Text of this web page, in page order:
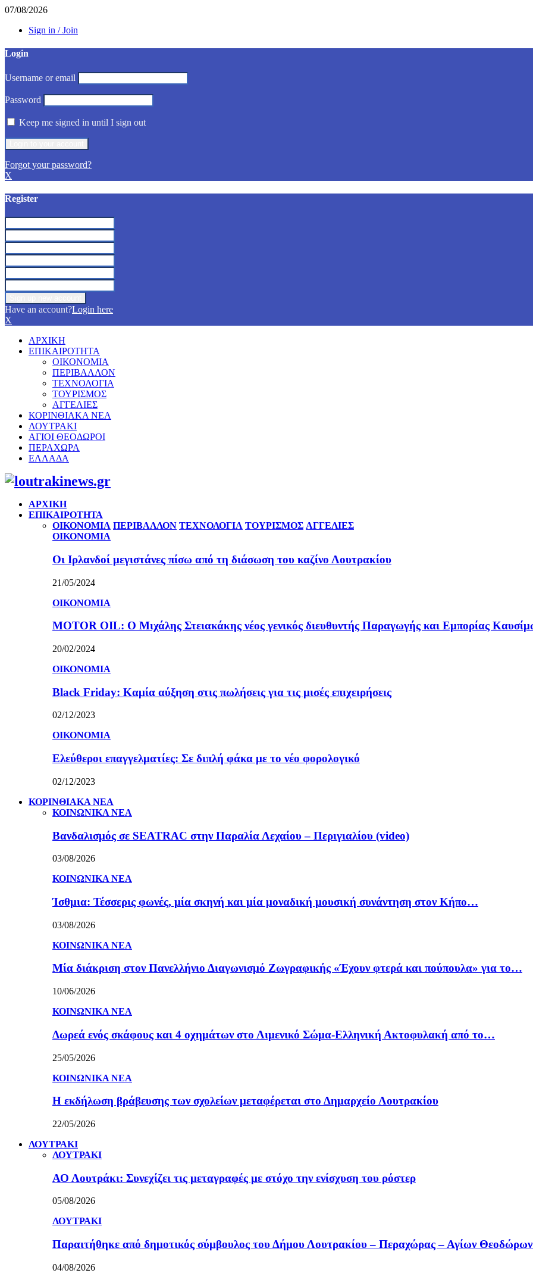
07/08/2026
Sign in / Join
Login
Username or email
Password
Keep me signed in until I sign out
Forgot your password?
X
Register
Have an account?Login here
X
ΑΡΧΙΚΗ
ΕΠΙΚΑΙΡΟΤΗΤΑ
ΟΙΚΟΝΟΜΙΑ
ΠΕΡΙΒΑΛΛΟΝ
ΤΕΧΝΟΛΟΓΙΑ
ΤΟΥΡΙΣΜΟΣ
ΑΓΓΕΛΙΕΣ
ΚΟΡΙΝΘΙΑΚΑ ΝΕΑ
ΛΟΥΤΡΑΚΙ
ΑΓΙΟΙ ΘΕΟΔΩΡΟΙ
ΠΕΡΑΧΩΡΑ
ΕΛΛΑΔΑ
Facebook
Twitter
Instagram
Pinterest
Youtube
ΑΡΧΙΚΗ
ΕΠΙΚΑΙΡΟΤΗΤΑ
ΟΙΚΟΝΟΜΙΑ ΠΕΡΙΒΑΛΛΟΝ ΤΕΧΝΟΛΟΓΙΑ ΤΟΥΡΙΣΜΟΣ ΑΓΓΕΛΙΕΣ
ΟΙΚΟΝΟΜΙΑ
Οι Ιρλανδοί μεγιστάνες πίσω από τη διάσωση του καζίνο Λουτρακίου
21/05/2024
ΟΙΚΟΝΟΜΙΑ
MOTOR OIL: Ο Μιχάλης Στειακάκης νέος γενικός διευθυντής Παραγωγής και Εμπορίας
20/02/2024
ΟΙΚΟΝΟΜΙΑ
Black Friday: Καμία αύξηση στις πωλήσεις για τις μισές επιχειρήσεις
02/12/2023
ΟΙΚΟΝΟΜΙΑ
Ελεύθεροι επαγγελματίες: Σε διπλή φάκα με το νέο φορολογικό
02/12/2023
ΚΟΡΙΝΘΙΑΚΑ ΝΕΑ
ΚΟΙΝΩΝΙΚΑ ΝΕΑ
Βανδαλισμός σε SEATRAC στην Παραλία Λεχαίου – Περιγιαλίου (video)
03/08/2026
ΚΟΙΝΩΝΙΚΑ ΝΕΑ
Ίσθμια: Τέσσερις φωνές, μία σκηνή και μία μοναδική μουσική συνάντηση στον Κήπο…
03/08/2026
ΚΟΙΝΩΝΙΚΑ ΝΕΑ
Μία διάκριση στον Πανελλήνιο Διαγωνισμό Ζωγραφικής «Έχουν φτερά και πούπουλα» για το…
10/06/2026
ΚΟΙΝΩΝΙΚΑ ΝΕΑ
Δωρεά ενός σκάφους και 4 οχημάτων στο Λιμενικό Σώμα-Ελληνική Ακτοφυλακή από το…
25/05/2026
ΚΟΙΝΩΝΙΚΑ ΝΕΑ
Η εκδήλωση βράβευσης των σχολείων μεταφέρεται στο Δημαρχείο Λουτρακίου
22/05/2026
ΛΟΥΤΡΑΚΙ
ΛΟΥΤΡΑΚΙ
ΑΟ Λουτράκι: Συνεχίζει τις μεταγραφές με στόχο την ενίσχυση του ρόστερ
05/08/2026
ΛΟΥΤΡΑΚΙ
Παραιτήθηκε από δημοτικός σύμβουλος του Δήμου Λουτρακίου – Περαχώρας – Αγίων
04/08/2026